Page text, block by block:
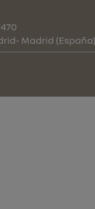
Madrid (España)